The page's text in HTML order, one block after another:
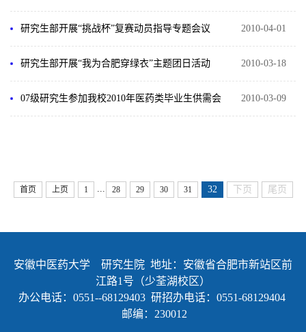
2010-04-01
研究生部开展“挑战杯”复赛动员指导专题会议
2010-03-18
研究生部开展“我为合肥穿绿衣”主题团日活动
2010-03-09
07级研究生参加我校2010年医药类毕业生供需会
首页 上页 1 28 29 30 31 32 下页 尾页
安徽中医药大学 研究生院 地址：安徽省合肥市新站区前
江路1号（少荃湖校区）
办公电话：0551--68129403 研招办电话：0551-68129404
邮编：230012